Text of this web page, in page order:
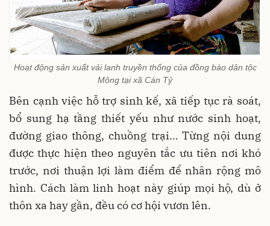
Hoạt động sản xuất vải lanh truyền thống của đồng bào dân tộc
Mông tại xã Cán Tỷ
Bên cạnh việc hỗ trợ sinh kế, xã tiếp tục rà soát,
bổ sung hạ tầng thiết yếu như nước sinh hoạt,
đường giao thông, chuồng trại… Từng nội dung
được thực hiện theo nguyên tắc ưu tiên nơi khó
trước, nơi thuận lợi làm điểm để nhân rộng mô
hình. Cách làm linh hoạt này giúp mọi hộ, dù ở
thôn xa hay gần, đều có cơ hội vươn lên.